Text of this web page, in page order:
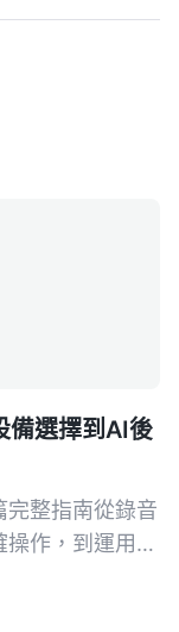
備選擇到AI後
整指南從錄音
作，到運用AI